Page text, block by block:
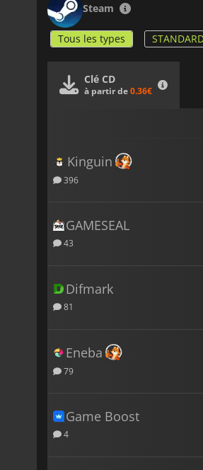
Steam
Tous les types
Clé CD
à partir de0.36€
Kinguin
396
GAMESEAL
43
Difmark
81
Eneba
79
Game Boost
4